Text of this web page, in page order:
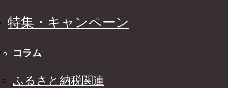
特集・キャンペーン
コラム
ふるさと納税関連